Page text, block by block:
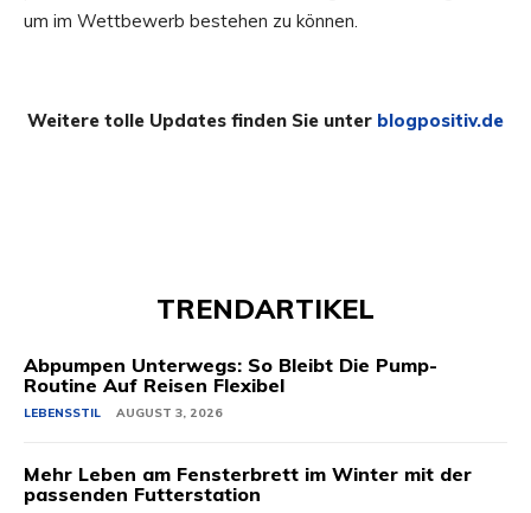
um im Wettbewerb bestehen zu können.
Weitere tolle Updates finden Sie unter blogpositiv.de
TRENDARTIKEL
Abpumpen Unterwegs: So Bleibt Die Pump-
Routine Auf Reisen Flexibel
LEBENSSTIL AUGUST 3, 2026
Mehr Leben am Fensterbrett im Winter mit der
passenden Futterstation